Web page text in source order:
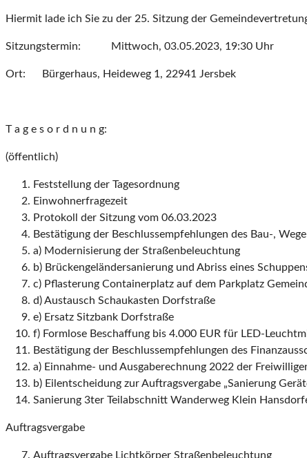
Hiermit lade ich Sie zu der 25. Sitzung der
Sitzungstermin: Mittwoch, 03.05.2023, 19:30 Uhr
Ort: Bürgerhaus, Heideweg 1, 22941 Jersbek
T a g e s o r d n u n g:
(öffentlich)
Feststellung der Tagesordnung
Einwohnerfragezeit
Protokoll der Sitzung vom 06.03.2023
Bestätigung der Beschlussempfehlungen des Bau-,
a) Modernisierung der Straßenbeleuchtung
b) Brückengeländersanierung und Abriss eines
c) Pflasterung Containerplatz auf dem Parkplatz
d) Austausch Schaukasten Dorfstraße
e) Ersatz Sitzbank Dorfstraße
f) Formlose Beschaffung bis 4.000 EUR für LED-
Bestätigung der Beschlussempfehlungen des
a) Einnahme- und Ausgaberechnung 2022 der
b) Eilentscheidung zur Auftragsvergabe „Sanierung
Sanierung 3ter Teilabschnitt Wanderweg Klein
Auftragsvergabe
Auftragsvergabe Lichtkörper Straßenbeleuchtung